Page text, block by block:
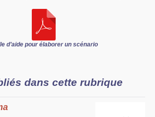
d’aide pour élaborer un scénario
dans cette rubrique